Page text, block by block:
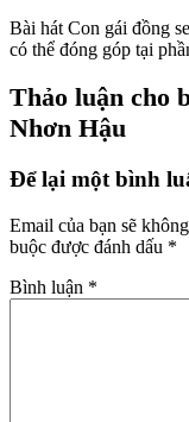
Bài hát Con gái đồng
có thể đóng góp tại
Thảo luận cho
Nhơn Hậu
Để lại một bình
Email của bạn sẽ
buộc được đánh dấu *
Bình luận *